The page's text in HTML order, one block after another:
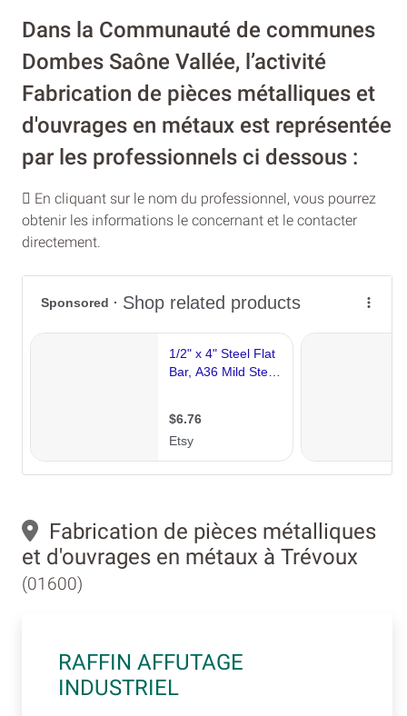
Dans la Communauté de communes
Dombes Saône Vallée, l’activité
Fabrication de pièces métalliques et
d'ouvrages en métaux est représentée
par les professionnels ci dessous :
En cliquant sur le nom du professionnel, vous pourrez
obtenir les informations le concernant et le contacter
directement.
Fabrication de pièces métalliques
et d'ouvrages en métaux à Trévoux
(01600)
RAFFIN AFFUTAGE
INDUSTRIEL